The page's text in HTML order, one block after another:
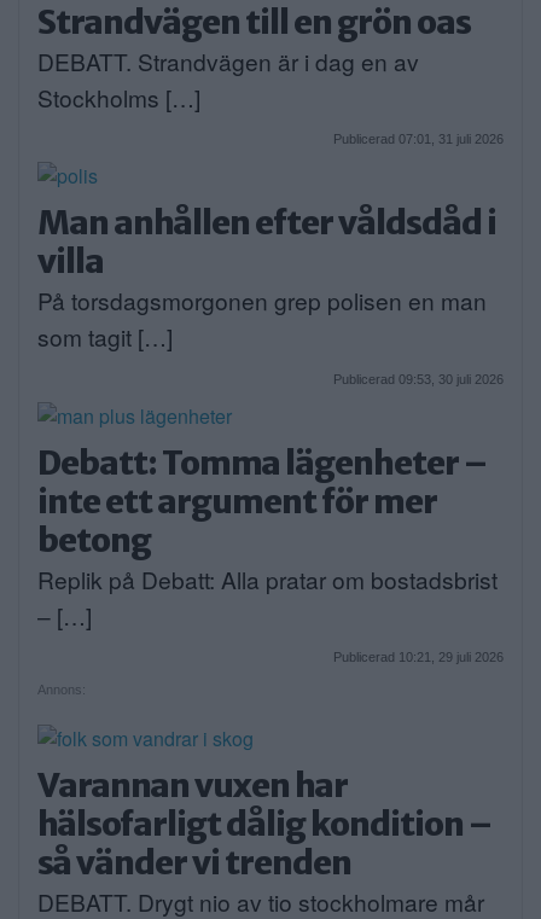
Strandvägen till en grön oas
DEBATT. Strandvägen är i dag en av
Stockholms […]
Publicerad 07:01, 31 juli 2026
Man anhållen efter våldsdåd i
villa
På torsdagsmorgonen grep polisen en man
som tagit […]
Publicerad 09:53, 30 juli 2026
Debatt: Tomma lägenheter –
inte ett argument för mer
betong
Replik på Debatt: Alla pratar om bostadsbrist
– […]
Publicerad 10:21, 29 juli 2026
Annons:
Varannan vuxen har
hälsofarligt dålig kondition –
så vänder vi trenden
DEBATT. Drygt nio av tio stockholmare mår